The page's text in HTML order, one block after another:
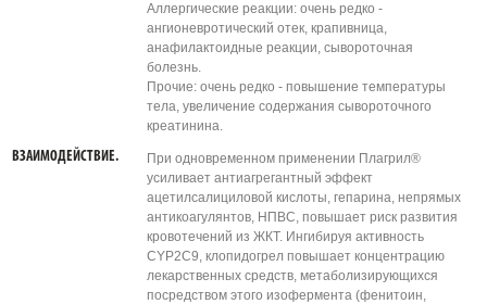
Аллергические реакции: очень редко -
ангионевротический отек, крапивница,
анафилактоидные реакции, сывороточная
болезнь.
Прочие: очень редко - повышение температуры
тела, увеличение содержания сывороточного
креатинина.
ВЗАИМОДЕЙСТВИЕ.
При одновременном применении Плагрил®
усиливает антиагрегантный эффект
ацетилсалициловой кислоты, гепарина, непрямых
антикоагулянтов, НПВС, повышает риск развития
кровотечений из ЖКТ. Ингибируя активность
CYP2C9, клопидогрел повышает концентрацию
лекарственных средств, метаболизирующихся
посредством этого изофермента (фенитоин,